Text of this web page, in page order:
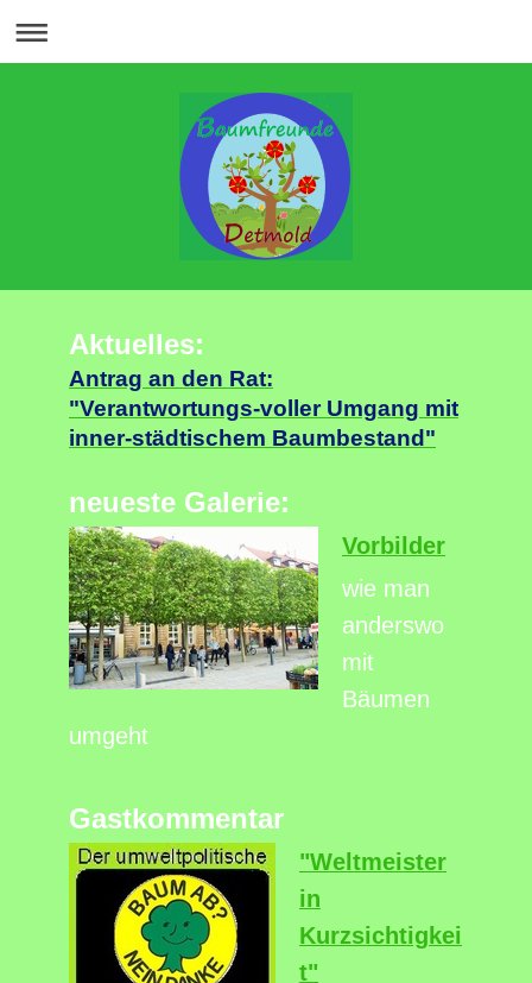
Aktuelles:
Antrag an den Rat:
"Verantwortungs-voller Umgang mit
inner-städtischem Baumbestand"
neueste Galerie:
Vorbilder
wie man
anderswo
mit
Bäumen
umgeht
Gastkommentar
"Weltmeister
in
Kurzsichtigkei
t"